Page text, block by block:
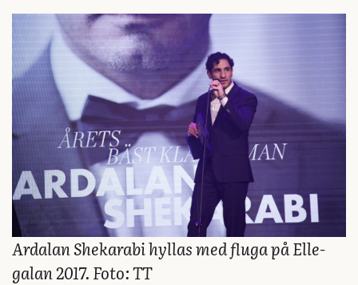
Ardalan Shekarabi hyllas med fluga på Elle-
galan 2017. Foto: TT